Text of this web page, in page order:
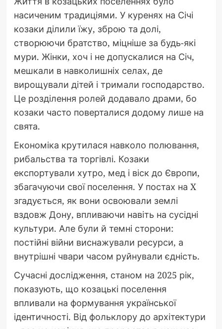
насиченим традиціями. У куренях на Січі
козаки ділили їжу, зброю та долі,
створюючи братство, міцніше за будь-які
мури. Жінки, хоч і не допускалися на Січ,
мешкали в навколишніх селах, де
вирощували дітей і тримали господарство.
Це розділення ролей додавало драми, бо
козаки часто поверталися додому лише на
свята.
Економіка крутилася навколо полювання,
рибальства та торгівлі. Козаки
експортували хутро, мед і віск до Європи,
збагачуючи свої поселення. У постах на X
згадується, як вони освоювали землі
вздовж Дону, впливаючи навіть на сусідні
культури. Але були й темні сторони:
постійні війни виснажували ресурси, а
внутрішні чвари часом руйнували єдність.
Сучасні дослідження, станом на 2025 рік,
показують, що козацькі поселення
впливали на формування української
ідентичності. Від фольклору до архітектури